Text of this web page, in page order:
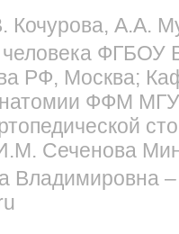
Кочурова, А.А.
человека
РФ, Москва;
ФФМ
Сеченова
Владимировна